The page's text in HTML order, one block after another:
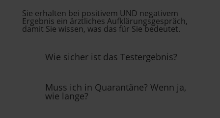
Sie erhalten bei positivem UND negativem
Ergebnis ein ärztliches Aufklärungsgespräch,
damit Sie wissen, was das für Sie bedeutet.
Wie sicher ist das Testergebnis?
Muss ich in Quarantäne? Wenn ja,
wie lange?